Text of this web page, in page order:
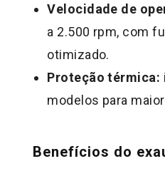
Velocidade de
a 2.500 rpm, com
otimizado.
Proteção térmica:
modelos para
Benefícios do